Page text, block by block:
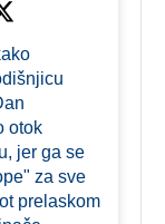
otok
jer ga se
za sve
prelaskom